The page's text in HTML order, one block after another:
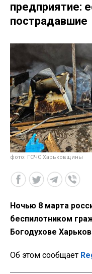
предприятие:
пострадавшие
фото: ГСЧС Харьковщины
Ночью 8 марта
беспилотником
Богодухове
Об этом сообщает